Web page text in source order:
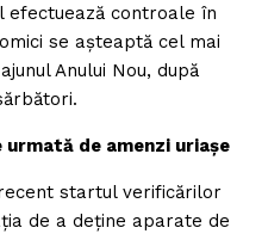
efectuează controale în
se aşteaptă cel mai
Anului Nou, după
de amenzi uriaşe
startul verificărilor
de a deţine aparate de